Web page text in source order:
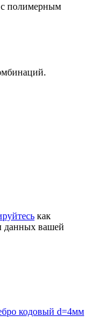
полимерным
как
данных вашей